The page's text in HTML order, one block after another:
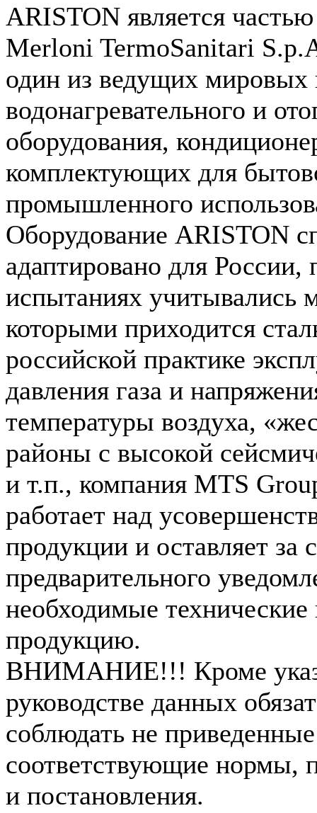
ARISTON является
Merloni TermoSanitari
один из ведущих мировых
водонагревательного и
оборудования,
комплектующих для
промышленного
Оборудование ARISTON
адаптировано для России,
испытаниях учитывались
которыми приходится
российской практике
давления газа и
температуры воздуха,
районы с высокой
и т.п., компания MTS
работает над
продукции и оставляет за
предварительного
необходимые
продукцию.
ВНИМАНИЕ!!! Кроме
руководстве данных
соблюдать не приведенные
соответствующие нормы,
и постановления.